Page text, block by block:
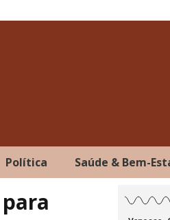
Política Saúde & Bem-